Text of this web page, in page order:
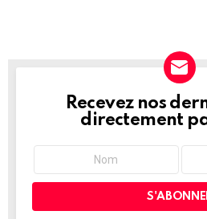
NEWSLETTER
Recevez nos
directement